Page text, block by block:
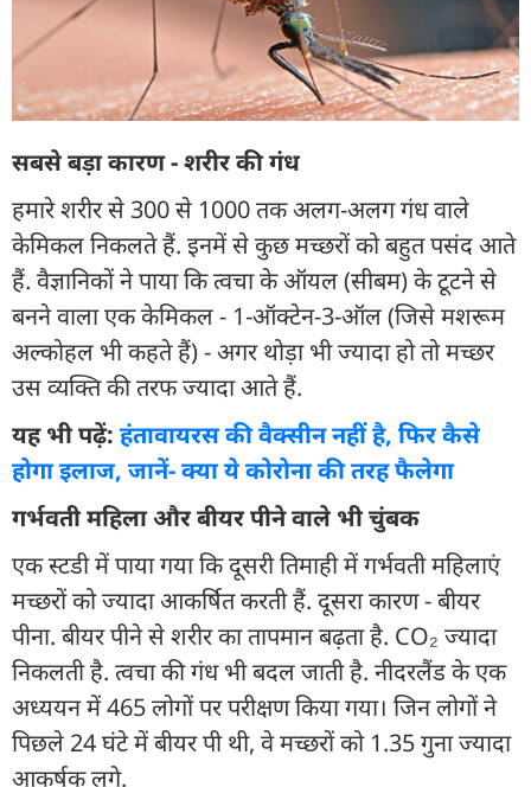
सबसे बड़ा कारण - शरीर की गंध
हमारे शरीर से 300 से 1000 तक अलग-अलग गंध वाले
केमिकल निकलते हैं. इनमें से कुछ मच्छरों को बहुत पसंद आते
हैं. वैज्ञानिकों ने पाया कि त्वचा के ऑयल (सीबम) के टूटने से
बनने वाला एक केमिकल - 1-ऑक्टेन-3-ऑल (जिसे मशरूम
अल्कोहल भी कहते हैं) - अगर थोड़ा भी ज्यादा हो तो मच्छर
उस व्यक्ति की तरफ ज्यादा आते हैं.
यह भी पढ़ें: हंतावायरस की वैक्सीन नहीं है, फिर कैसे
होगा इलाज, जानें- क्या ये कोरोना की तरह फैलेगा
गर्भवती महिला और बीयर पीने वाले भी चुंबक
एक स्टडी में पाया गया कि दूसरी तिमाही में गर्भवती महिलाएं
मच्छरों को ज्यादा आकर्षित करती हैं. दूसरा कारण - बीयर
पीना. बीयर पीने से शरीर का तापमान बढ़ता है. CO₂ ज्यादा
निकलती है. त्वचा की गंध भी बदल जाती है. नीदरलैंड के एक
अध्ययन में 465 लोगों पर परीक्षण किया गया। जिन लोगों ने
पिछले 24 घंटे में बीयर पी थी, वे मच्छरों को 1.35 गुना ज्यादा
आकर्षक लगे.